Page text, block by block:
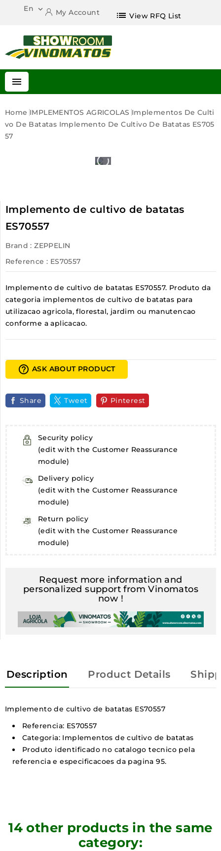
En  My Account list View RFQ List

Home IMPLEMENTOS AGRICOLAS Implementos De Culti
Vo De Batatas Implemento De Cultivo De Batatas ES705
57
Implemento de cultivo de batatas
ES70557
Brand : ZEPPELIN
Reference : ES70557
Implemento de cultivo de batatas ES70557. Produto da
categoria implementos de cultivo de batatas para
utilizacao agricola, florestal, jardim ou manutencao
conforme a aplicacao.
help_outline ASK ABOUT PRODUCT
Share Tweet Pinterest
Security policy
(edit with the Customer Reassurance
module)
Delivery policy
(edit with the Customer Reassurance
module)
Return policy
(edit with the Customer Reassurance
module)
Request more information and
personalized support from Vinomatos
now !
Description Product Details
Implemento de cultivo de batatas ES70557
Referencia: ES70557
Categoria: Implementos de cultivo de batatas
Produto identificado no catalogo tecnico pela
referencia e especificacoes da pagina 95.
14 other products in the same
category: